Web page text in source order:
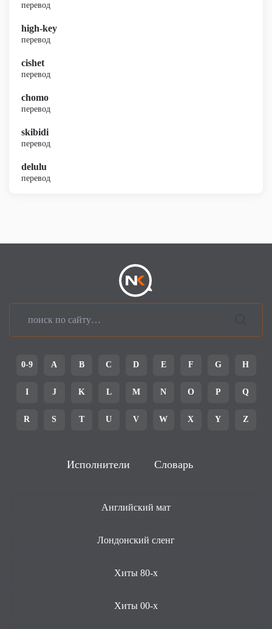
перевод
high-key
перевод
cishet
перевод
chomo
перевод
skibidi
перевод
delulu
перевод
0-9 A B C D E F G H
I J K L M N O P Q
R S T U V W X Y Z
Исполнители Словарь
Английский мат
Лондонский сленг
Хиты 80-х
Хиты 00-х